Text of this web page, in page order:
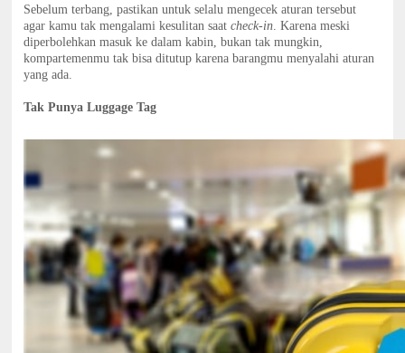
Sebelum terbang, pastikan untuk selalu mengecek aturan tersebut
agar kamu tak mengalami kesulitan saatcheck-in . Karena meski
diperbolehkan masuk ke dalam kabin, bukan tak mungkin,
kompartemenmu tak bisa ditutup karena barangmu menyalahi aturan
yang ada.
Tak Punya Luggage Tag